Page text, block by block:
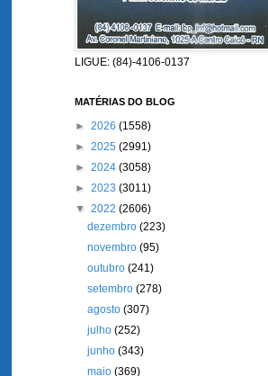
LIGUE: (84)-4106-0137
MATÉRIAS DO BLOG
► 2026 (1558)
► 2025 (2991)
► 2024 (3058)
► 2023 (3011)
▼ 2022 (2606)
dezembro(223)
novembro(95)
outubro(241)
setembro(278)
agosto(307)
julho(252)
junho(343)
maio(369)